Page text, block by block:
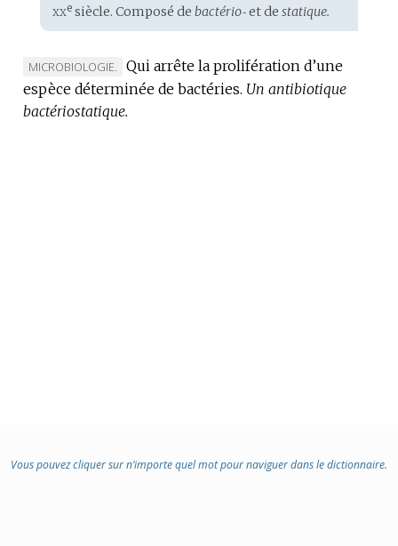
Étymologie
:
xxesiècle. Composé de bactério‑et de statique.
MARQUE
DE
DOMAINE
MICROBIOLOGIE.
Qui arrête la prolifération d’une
espèce déterminée de bactéries. Un antibiotique
bactériostatique.
Vous pouvez cliquer sur n’importe quel mot pour naviguer dans le dictionnaire.